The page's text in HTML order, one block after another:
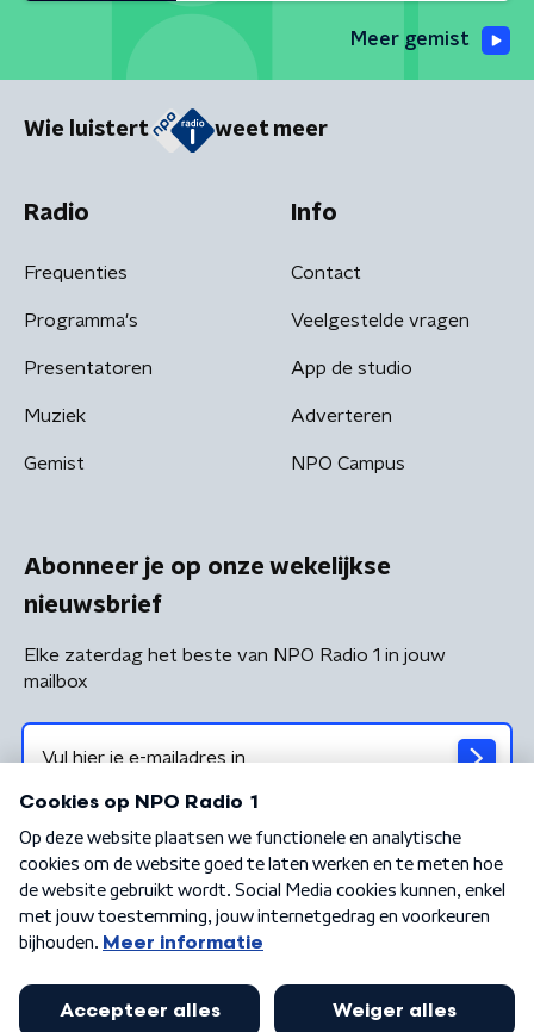
Meer gemist
Wie luistert weet meer
Radio
Frequenties
Programma's
Presentatoren
Muziek
Gemist
Info
Contact
Veelgestelde vragen
App de studio
Adverteren
NPO Campus
Abonneer je op onze wekelijkse
nieuwsbrief
Elke zaterdag het beste van NPO Radio 1 in jouw
mailbox
Algemene voorwaarden